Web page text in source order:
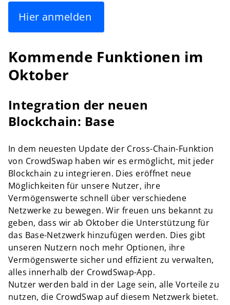
Hier anmelden
Kommende Funktionen im
Oktober
Integration der neuen
Blockchain: Base
In dem neuesten Update der Cross-Chain-Funktion
von CrowdSwap haben wir es ermöglicht, mit jeder
Blockchain zu integrieren. Dies eröffnet neue
Möglichkeiten für unsere Nutzer, ihre
Vermögenswerte schnell über verschiedene
Netzwerke zu bewegen. Wir freuen uns bekannt zu
geben, dass wir ab Oktober die Unterstützung für
das Base-Netzwerk hinzufügen werden. Dies gibt
unseren Nutzern noch mehr Optionen, ihre
Vermögenswerte sicher und effizient zu verwalten,
alles innerhalb der CrowdSwap-App.
Nutzer werden bald in der Lage sein, alle Vorteile zu
nutzen, die CrowdSwap auf diesem Netzwerk bietet.